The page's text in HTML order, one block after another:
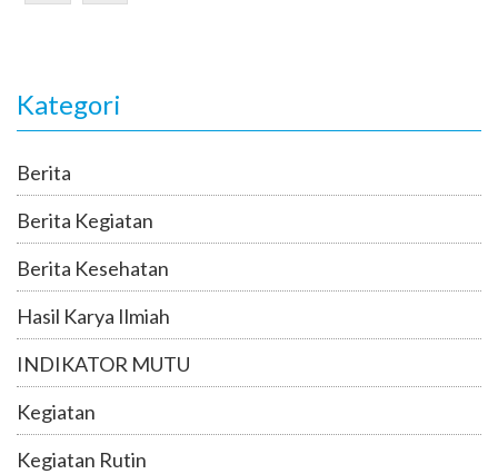
Kategori
Berita
Berita Kegiatan
Berita Kesehatan
Hasil Karya Ilmiah
INDIKATOR MUTU
Kegiatan
Kegiatan Rutin